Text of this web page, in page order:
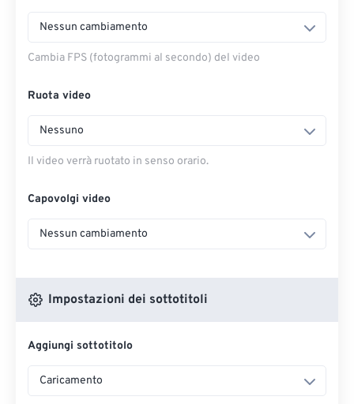
Nessun cambiamento
Cambia FPS (fotogrammi al secondo) del video
Ruota video
Nessuno
Il video verrà ruotato in senso orario.
Capovolgi video
Nessun cambiamento
Impostazioni dei sottotitoli
Aggiungi sottotitolo
Caricamento